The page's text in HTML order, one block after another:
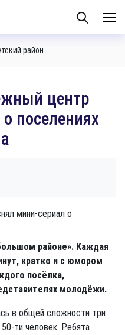
район
центр
поселениях
районе». Каждая
кратко и с юмором
посёлка,
молодёжи.
в общей сложности три
ти человек. Ребята